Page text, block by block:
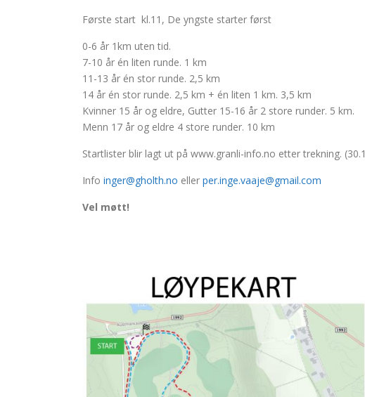
Første start kl.11, De yngste starter først
0-6 år 1km uten tid.
7-10 år én liten runde. 1 km
11-13 år én stor runde. 2,5 km
14 år én stor runde. 2,5 km + én liten 1 km. 3,5 km
Kvinner 15 år og eldre, Gutter 15-16 år 2 store runder. 5 km.
Menn 17 år og eldre 4 store runder. 10 km
Startlister blir lagt ut på www.granli-info.no etter trekning.
Info inger@gholth.no eller per.inge.vaaje@gmail.com
Vel møtt!